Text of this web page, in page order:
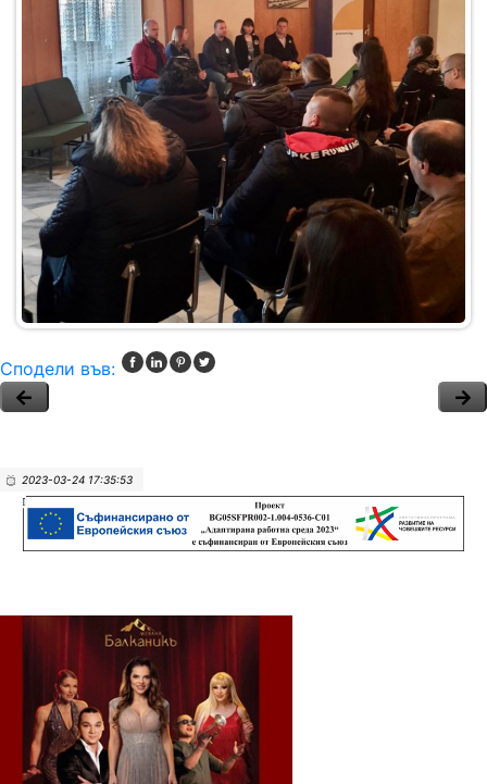
Сподели във:
2023-03-24 17:35:53